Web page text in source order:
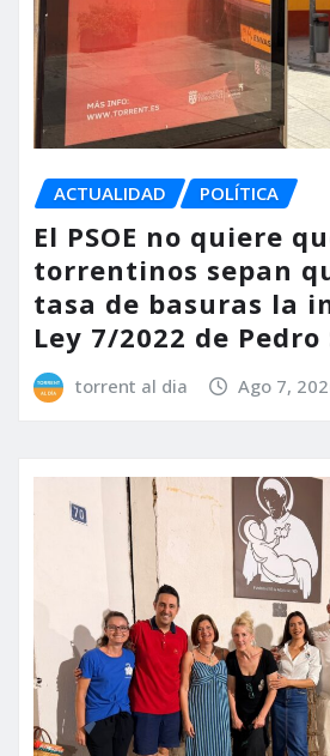
ACTUALIDAD POLÍTICA
El PSOE no quiere
torrentinos sepan
tasa de basuras la
Ley 7/2022 de Pedro
torrent al dia Ago 7,